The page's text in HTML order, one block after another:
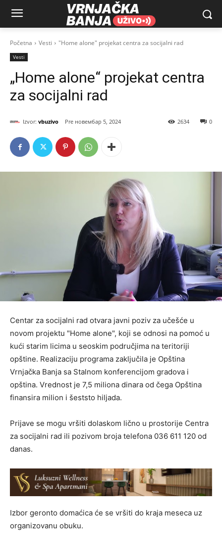
Početna Vesti "Home alone" projekat centra za socijalni rad
Vesti
„Home alone“ projekat centra
za socijalni rad
Izvor: vbuzivo новембар 5, 2024 0
2634
Centar za socijalni rad otvara javni poziv za učešće u
novom projektu "Home alone", koji se odnosi na pomoć u
kući starim licima u seoskim područjima na teritoriji
opštine. Realizaciju programa zaključila je Opština
Vrnjačka Banja sa Stalnom konferencijom gradova i
opština. Vrednost je 7,5 miliona dinara od čega Opština
finansira milion i šeststo hiljada.
Prijave se mogu vršiti dolaskom lično u prostorije Centra
za socijalni rad ili pozivom broja telefona 036 611 120 od
danas.
Izbor geronto domaćica će se vršiti do kraja meseca uz
organizovanu obuku.